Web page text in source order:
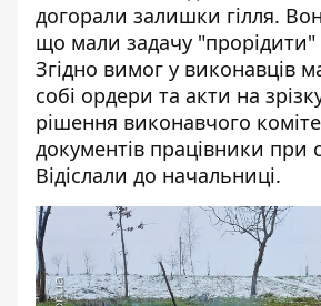
догорали залишки гілля.
що мали задачу "прорідити"
Згідно вимог у виконавців
собі ордери та акти на
рішення виконавчого
документів працівники при
Відіслали до начальниці.